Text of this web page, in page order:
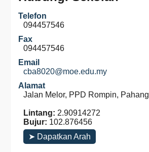
Telefon
094457546
Fax
094457546
Email
cba8020@moe.edu.my
Alamat
Jalan Melor, PPD Rompin, Pahang
Lintang: 2.90914272
Bujur: 102.876456
➤ Dapatkan Arah